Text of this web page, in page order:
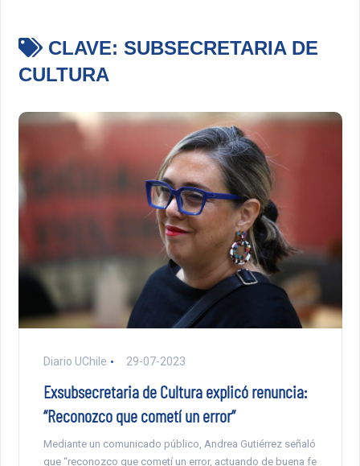
CLAVE: SUBSECRETARIA DE
CULTURA
Diario UChile 29-07-2023
Exsubsecretaria de Cultura explicó renuncia:
“Reconozco que cometí un error”
Mediante un comunicado público, Andrea Gutiérrez señaló
que “reconozco que cometí un error, actuando de buena fe